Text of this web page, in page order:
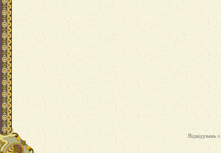
Відвідувань